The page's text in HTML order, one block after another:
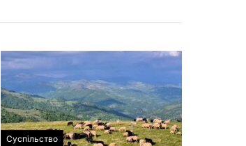
Суспільство